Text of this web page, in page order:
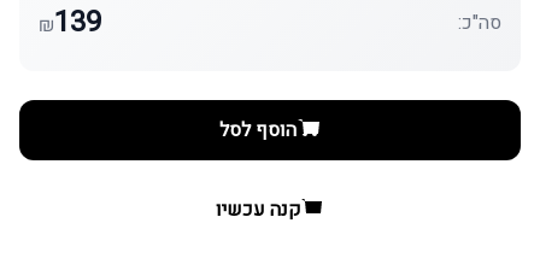
סה"כ: 139
₪
הוסף לסל
קנה עכשיו